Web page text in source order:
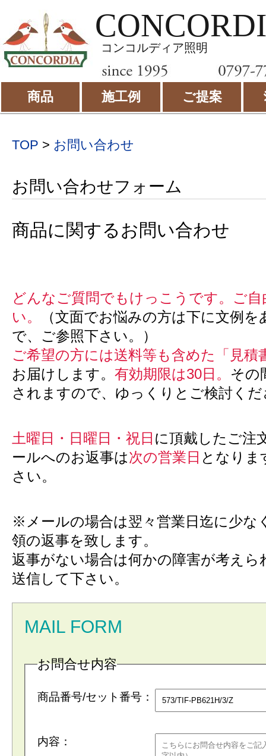
コンコルディア照明
商品 施工例 ご提案
TOP > お問い合わせ
お問い合わせフォーム
商品に関するお問い合わせ
どんなご質問でもけっこうです。ご
い。
（文面でお悩みの方は下に文例
で、ご参照下さい。）
ご希望の方には送料等も含めた「見積
お届けします。 有効期限は30日。 その
されますので、ゆっくりとご検討く
土曜日・日曜日・祝日 に頂戴したご注
ールへのお返事は次の営業日 となりま
さい。
※メールの場合は翌々営業日迄に少な
領の返事を致します。
返事がない場合は何かの障害が考えら
送信して下さい。
MAIL FORM
お問合せ内容
商品番号/セット番号：
内容：